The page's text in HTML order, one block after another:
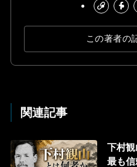
この著者の
関連記事
下村
最も